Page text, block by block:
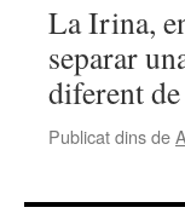
La Irina,
separar
diferent
Publicat dins de